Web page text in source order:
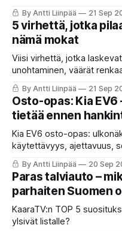
talvikäytön ja hinnat.
By Antti Liinpää 21 Sep
5 virhettä, jotka
nämä mokat
Viisi virhettä, jotka
unohtaminen, väärät
kova ajotapa. Näin vältät ne.
By Antti Liinpää 21 Sep
Osto-opas: Kia
tietää ennen
Kia EV6 osto-opas:
käytettävyys, ajettavuus,
% jopa vain 15 min).
hinnastohuomiot. Kenelle
parempi?
By Antti Liinpää 20 Sep
Paras talviauto –
parhaiten Suomen
KaaraTV:n TOP 5
ylsivät listalle?